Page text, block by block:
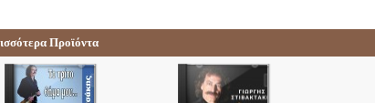
Προϊόντα